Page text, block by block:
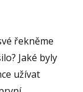
řekněme
Jaké byly
užívat